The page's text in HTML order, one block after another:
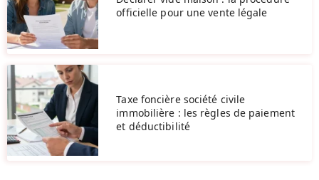
officielle pour une vente légale
Taxe foncière société civile
immobilière : les règles de paiement
et déductibilité